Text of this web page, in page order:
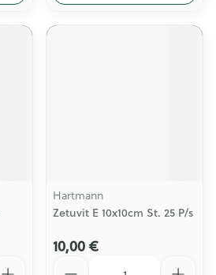
Hartmann
Zetuvit E 10x10cm St. 25 P/s
10,00 €